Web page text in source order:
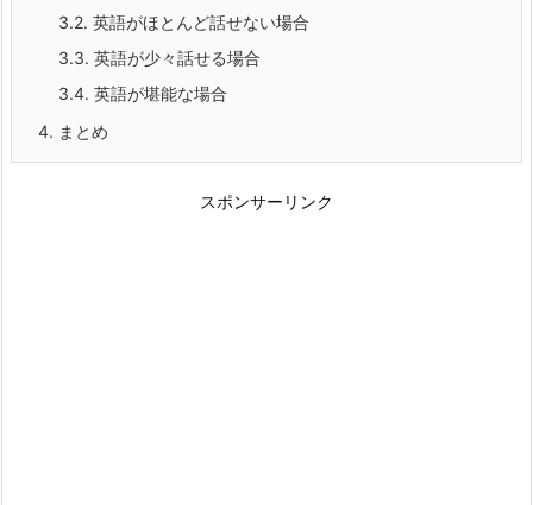
3.2. 英語がほとんど話せない場合
3.3. 英語が少々話せる場合
3.4. 英語が堪能な場合
4. まとめ
スポンサーリンク